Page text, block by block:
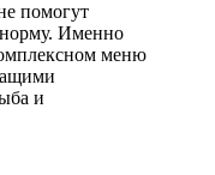
помогут
норму. Именно
меню
и